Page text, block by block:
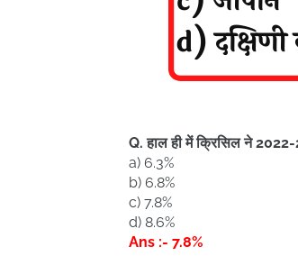
Q. हाल ही में क्रिसिल ने
a) 6.3%
b) 6.8%
c) 7.8%
d) 8.6%
Ans :- 7.8%